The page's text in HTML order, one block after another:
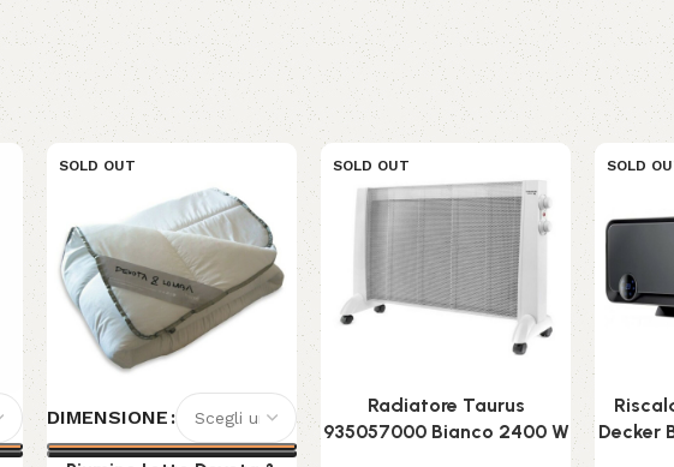
SOLD OUT
DIMENSIONE
SOLD OUT
Radiatore Taurus
935057000 Bianco 2400 W
SOLD
Decker